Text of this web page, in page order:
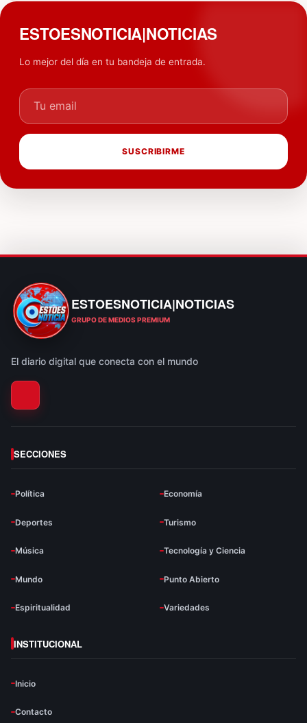
ESTOESNOTICIA|NOTICIAS
Lo mejor del día en tu bandeja de entrada.
Tu email
SUSCRIBIRME
ESTOESNOTICIA|NOTICIAS
ESTOESNOTICIA|NOTICIAS
GRUPO DE MEDIOS PREMIUM
El diario digital que conecta con el mundo
SECCIONES
Política Economía
Deportes Turismo
Música Tecnología y Ciencia
Mundo Punto Abierto
Espiritualidad Variedades
INSTITUCIONAL
Inicio
Contacto